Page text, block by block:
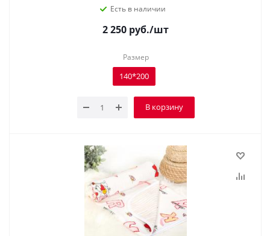
Есть в наличии
2 250 руб./шт
Размер
140*200
В корзину